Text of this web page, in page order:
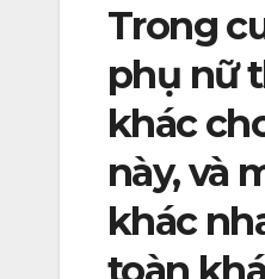
Trong
phụ nữ
khác
này, và
khác